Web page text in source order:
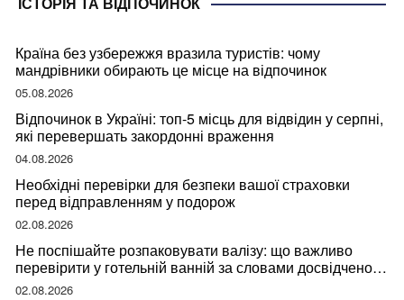
Країна без узбережжя вразила туристів: чому
мандрівники обирають це місце на відпочинок
05.08.2026
Відпочинок в Україні: топ-5 місць для відвідин у серпні,
які перевершать закордонні враження
04.08.2026
Необхідні перевірки для безпеки вашої страховки
перед відправленням у подорож
02.08.2026
Не поспішайте розпаковувати валізу: що важливо
перевірити у готельній ванній за словами досвідченої
мандрівниці
02.08.2026